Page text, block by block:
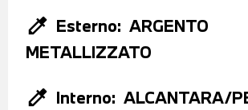
colorize Esterno: ARGENTO
METALLIZZATO
colorize Interno: ALCANTARA/